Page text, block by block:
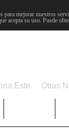
mejorar nuestros
acepta su uso. Puede
Este Otras